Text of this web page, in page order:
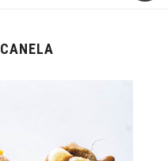
CANELA